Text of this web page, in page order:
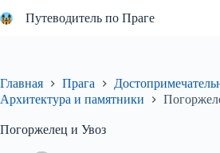
к
Путеводитель по Праге
Главная Прага
Архитектура и памятники
Погоржелец и Увоз